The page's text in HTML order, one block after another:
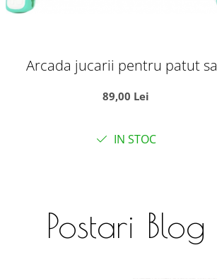
Arcada jucarii pentru patut
multiple, 48 cm
89,00 Lei
IN STOC
Postari Blog